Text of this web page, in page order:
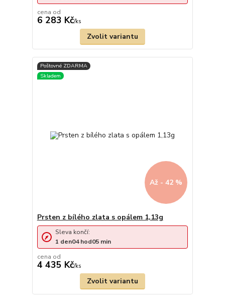
cena od
6 283 Kč/ks
Zvolit variantu
Až - 42 %
Prsten z bílého zlata s opálem 1,13g
cena od
4 435 Kč/ks
Sleva končí:
1 den04hod05 min
Zvolit variantu